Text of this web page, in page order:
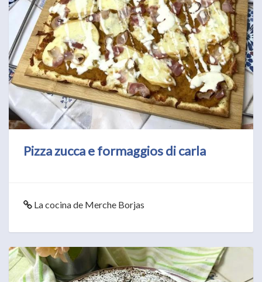
Pizza zucca e formaggios di carla
La cocina de Merche Borjas